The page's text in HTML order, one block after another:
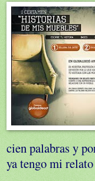
cien palabras y
ya tengo mi